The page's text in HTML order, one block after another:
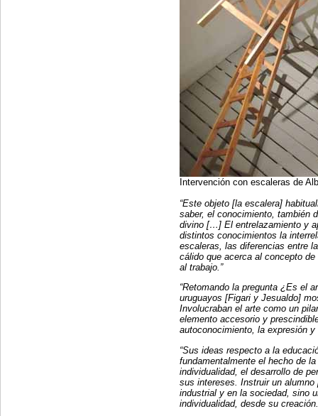
Intervención con escaleras de
“Este objeto [la escalera]
saber, el conocimiento, también
divino […] El entrelazamiento y
distintos conocimientos la
escaleras, las diferencias entre
cálido que acerca al concepto
al trabajo.”
“Retomando la pregunta ¿Es el
uruguayos [Figari y Jesualdo]
Involucraban el arte como un
elemento accesorio y
autoconocimiento, la expresión
“Sus ideas respecto a la
fundamentalmente el hecho de
individualidad, el desarrollo de
sus intereses. Instruir un
industrial y en la sociedad, sino
individualidad, desde su